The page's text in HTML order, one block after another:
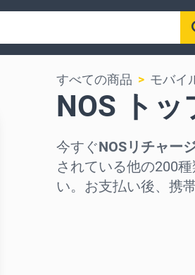
すべての商品 モバイ
NOS ト
今すぐNOSリチャー
されている他の200
い。お支払い後、携